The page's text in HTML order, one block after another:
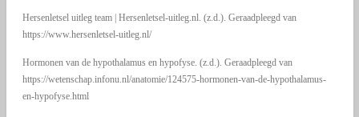
Hersenletsel uitleg team | Hersenletsel-uitleg.nl. (z.d.). Geraadpleegd van
https://www.hersenletsel-uitleg.nl/
Hormonen van de hypothalamus en hypofyse. (z.d.). Geraadpleegd van
https://wetenschap.infonu.nl/anatomie/124575-hormonen-van-de-hypothalamus-
en-hypofyse.html